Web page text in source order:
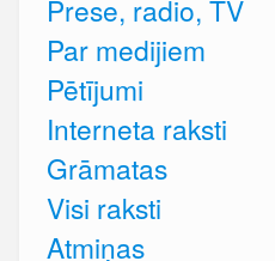
Prese, radio, TV
Par medijiem
Pētījumi
Interneta raksti
Grāmatas
Visi raksti
Atmiņas